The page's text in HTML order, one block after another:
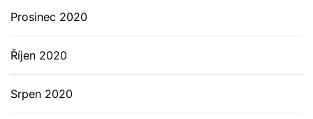
Prosinec 2020
Říjen 2020
Srpen 2020